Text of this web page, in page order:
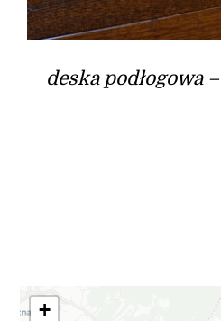
deska podłogowa
+